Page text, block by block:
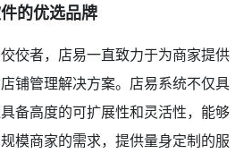
的优选品牌
佼者，店易一直致力于为商家提供
铺管理解决方案。店易系统不仅具
备高度的可扩展性和灵活性，能够
模商家的需求，提供量身定制的服